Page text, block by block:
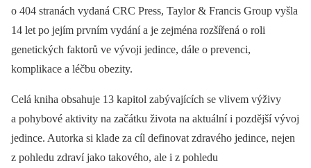
o 404 stranách vydaná CRC Press, Taylor & Francis Group vyšla
14 let po jejím prvním vydání a je zejména rozšířená o roli
genetických faktorů ve vývoji jedince, dále o prevenci,
komplikace a léčbu obezity.
Celá kniha obsahuje 13 kapitol zabývajících se vlivem výživy
a pohybové aktivity na začátku života na aktuální i pozdější vývoj
jedince. Autorka si klade za cíl definovat zdravého jedince, nejen
z pohledu zdraví jako takového, ale i z pohledu